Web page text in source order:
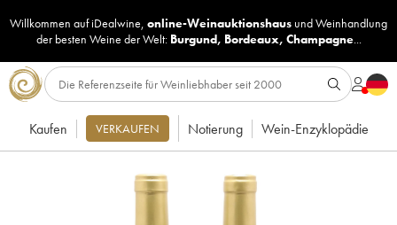
Willkommen auf iDealwine, online-Weinauktionshaus undWeinhandlung
der besten Weine der Welt: Burgund, Bordeaux, Champagne...
Kaufen VERKAUFEN Notierung Wein-Enzyklopädie